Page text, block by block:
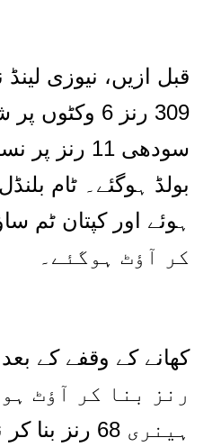
قبل ازیں، نیوزی لینڈ
309 رنز 6
سودھی 11
کر آؤٹ ہوگئے۔
رنز بنا کر آؤٹ
ہینری 68 رنز بنا کر ناٹ آؤٹ رہے۔